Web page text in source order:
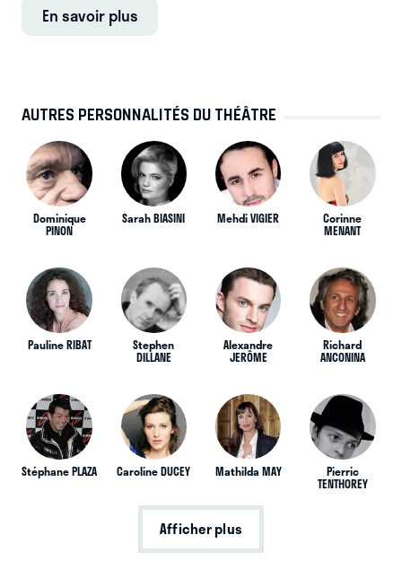
En savoir plus
AUTRES PERSONNALITÉS DU THÉÂTRE
Dominique
PINON
Sarah BIASINI Mehdi VIGIER Corinne
MENANT
Pauline RIBAT Stephen
DILLANE
Alexandre
JERÔME
Richard
ANCONINA
Stéphane PLAZA Caroline DUCEY Mathilda MAY Pierric
TENTHOREY
Afficher plus